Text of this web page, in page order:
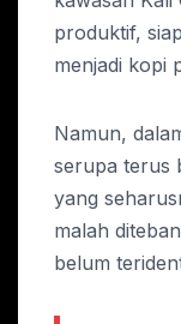
produktif,
menjadi kopi
Namun,
serupa terus
yang
malah
belum